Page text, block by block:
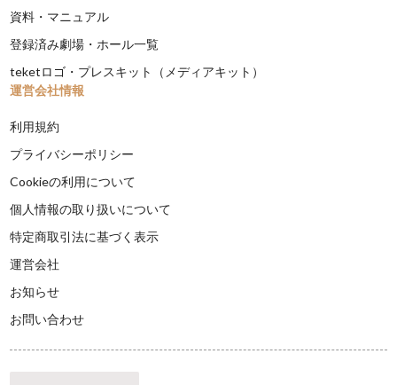
資料・マニュアル
登録済み劇場・ホール一覧
teketロゴ・プレスキット（メディアキット）
運営会社情報
利用規約
プライバシーポリシー
Cookieの利用について
個人情報の取り扱いについて
特定商取引法に基づく表示
運営会社
お知らせ
お問い合わせ